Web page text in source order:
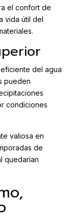
el confort de
vida útil del
del agua
pueden
condiciones
valiosa en
de
quedarían